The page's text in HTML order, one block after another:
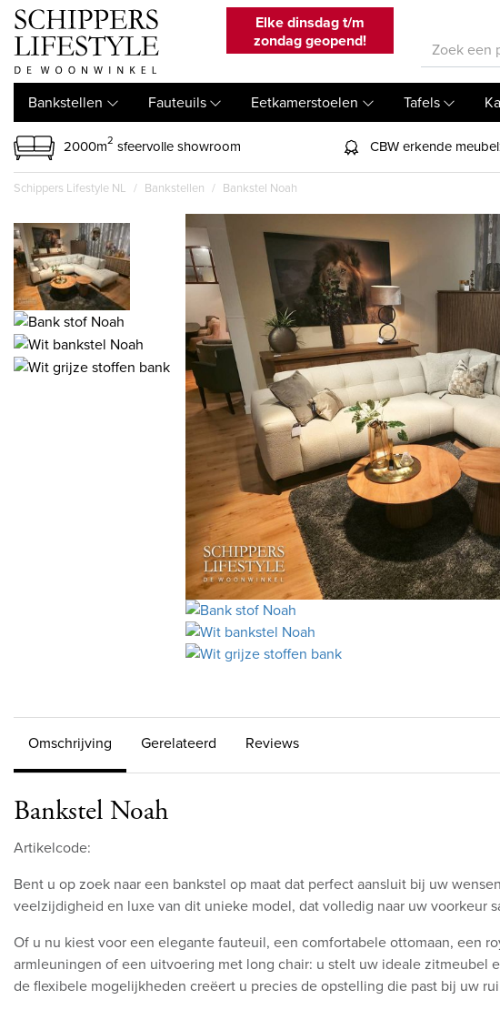
Elke dinsdag t/m
zondag geopend!
Bankstellen Fauteuils Eetkamerstoelen Tafels
2000m2 sfeervolle showroom CBW erkende
Schippers Lifestyle NL Bankstellen Bankstel Noah
Omschrijving Gerelateerd Reviews
Bankstel Noah
Artikelcode:
Bent u op zoek naar een bankstel op maat dat perfect aansluit bij uw
veelzijdigheid en luxe van dit unieke model, dat volledig naar uw voorkeur
Of u nu kiest voor een elegante fauteuil, een comfortabele ottomaan, een
armleuningen of een uitvoering met long chair: u stelt uw ideale zitmeubel
de flexibele mogelijkheden creëert u precies de opstelling die past bij uw